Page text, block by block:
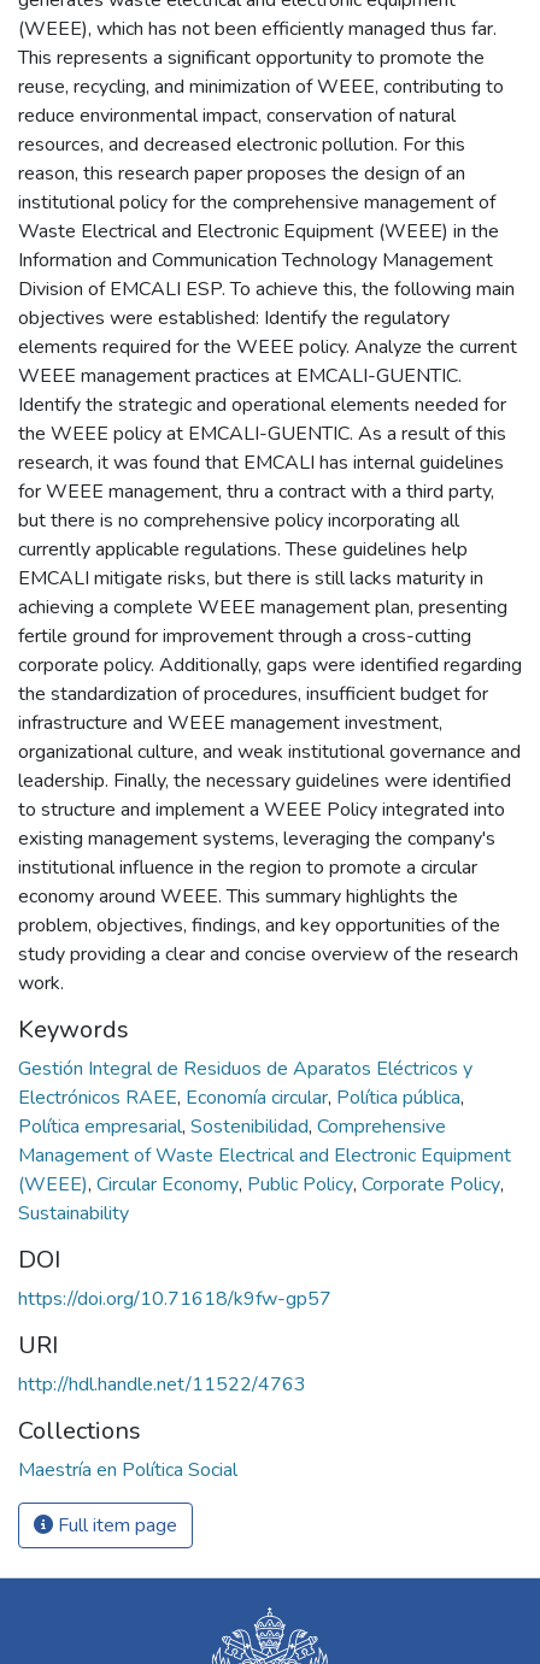
(WEEE), which has not been efficiently managed thus far.
This represents a significant opportunity to promote the
reuse, recycling, and minimization of WEEE, contributing to
reduce environmental impact, conservation of natural
resources, and decreased electronic pollution. For this
reason, this research paper proposes the design of an
institutional policy for the comprehensive management of
Waste Electrical and Electronic Equipment (WEEE) in the
Information and Communication Technology Management
Division of EMCALI ESP. To achieve this, the following main
objectives were established: Identify the regulatory
elements required for the WEEE policy. Analyze the current
WEEE management practices at EMCALI-GUENTIC.
Identify the strategic and operational elements needed for
the WEEE policy at EMCALI-GUENTIC. As a result of this
research, it was found that EMCALI has internal guidelines
for WEEE management, thru a contract with a third party,
but there is no comprehensive policy incorporating all
currently applicable regulations. These guidelines help
EMCALI mitigate risks, but there is still lacks maturity in
achieving a complete WEEE management plan, presenting
fertile ground for improvement through a cross-cutting
corporate policy. Additionally, gaps were identified regarding
the standardization of procedures, insufficient budget for
infrastructure and WEEE management investment,
organizational culture, and weak institutional governance and
leadership. Finally, the necessary guidelines were identified
to structure and implement a WEEE Policy integrated into
existing management systems, leveraging the company's
institutional influence in the region to promote a circular
economy around WEEE. This summary highlights the
problem, objectives, findings, and key opportunities of the
study providing a clear and concise overview of the research
work.
Keywords
Gestión Integral de Residuos de Aparatos Eléctricos y
Electrónicos RAEE, Economía circular, Política pública,
Política empresarial, Sostenibilidad, Comprehensive
Management of Waste Electrical and Electronic Equipment
(WEEE), Circular Economy, Public Policy, Corporate Policy,
Sustainability
DOI
https://doi.org/10.71618/k9fw-gp57
URI
http://hdl.handle.net/11522/4763
Collections
Maestría en Política Social
Full item page